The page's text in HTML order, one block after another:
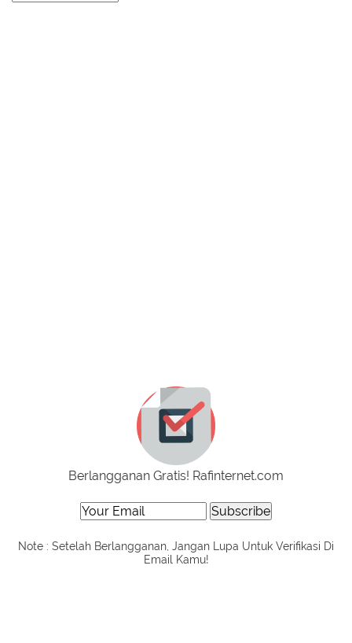
Berlangganan Gratis! Rafinternet.com
Note : Setelah Berlangganan, Jangan Lupa Untuk Verifikasi Di
Email Kamu!